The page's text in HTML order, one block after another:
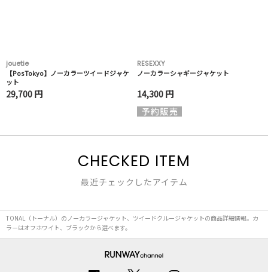
jouetie
【PosTokyo】ノーカラーツイードジャケ
ット
29,700 円
RESEXXY
ノーカラーシャギージャケット
14,300 円
CHECKED ITEM
最近チェックしたアイテム
TONAL（トーナル）のノーカラージャケット、ツイードクルージャケットの商品詳細情報。カ
ラーはオフホワイト、ブラックから選べます。